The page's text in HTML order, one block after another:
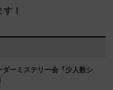
！
ダーミステリー会『少人数シ